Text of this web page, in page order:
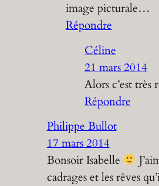
image picturale…
Répondre
Céline
21 mars 2014
Alors c’est très
Répondre
Philippe Bullot
17 mars 2014
Bonsoir Isabelle
cadrages et les rêves